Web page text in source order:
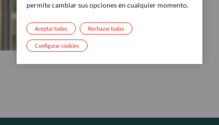
permite cambiar sus opciones en cualquier momento.
Rechazar todas
Aceptar todas
Configurar cookies